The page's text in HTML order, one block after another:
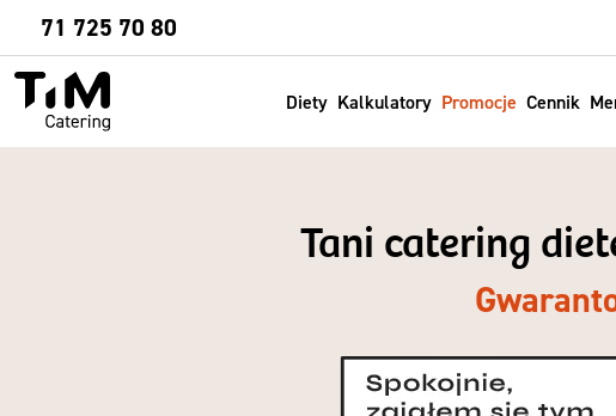
71 725 70 80
Diety Kalkulatory Promocje Cennik
Sprawdź
Tani catering